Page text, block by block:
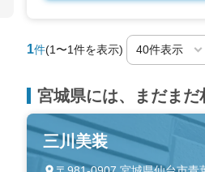
1件(1〜1件を表示)
宮城県には、まだま
三川美装